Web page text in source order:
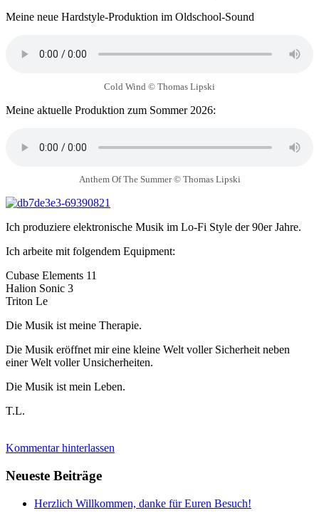
Meine neue Hardstyle-Produktion im Oldschool-Sound
Cold Wind © Thomas Lipski
Meine aktuelle Produktion zum Sommer 2026:
Anthem Of The Summer © Thomas Lipski
Ich produziere elektronische Musik im Lo-Fi Style der 90er Jahre.
Ich arbeite mit folgendem Equipment:
Cubase Elements 11
Halion Sonic 3
Triton Le
Die Musik ist meine Therapie.
Die Musik eröffnet mir eine kleine Welt voller Sicherheit neben
einer Welt voller Unsicherheiten.
Die Musik ist mein Leben.
T.L.
Kommentar hinterlassen
Neueste Beiträge
Herzlich Willkommen, danke für Euren Besuch!